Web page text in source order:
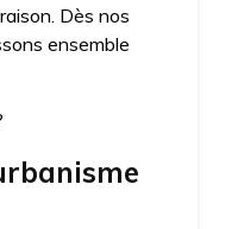
Dès nos
ensemble